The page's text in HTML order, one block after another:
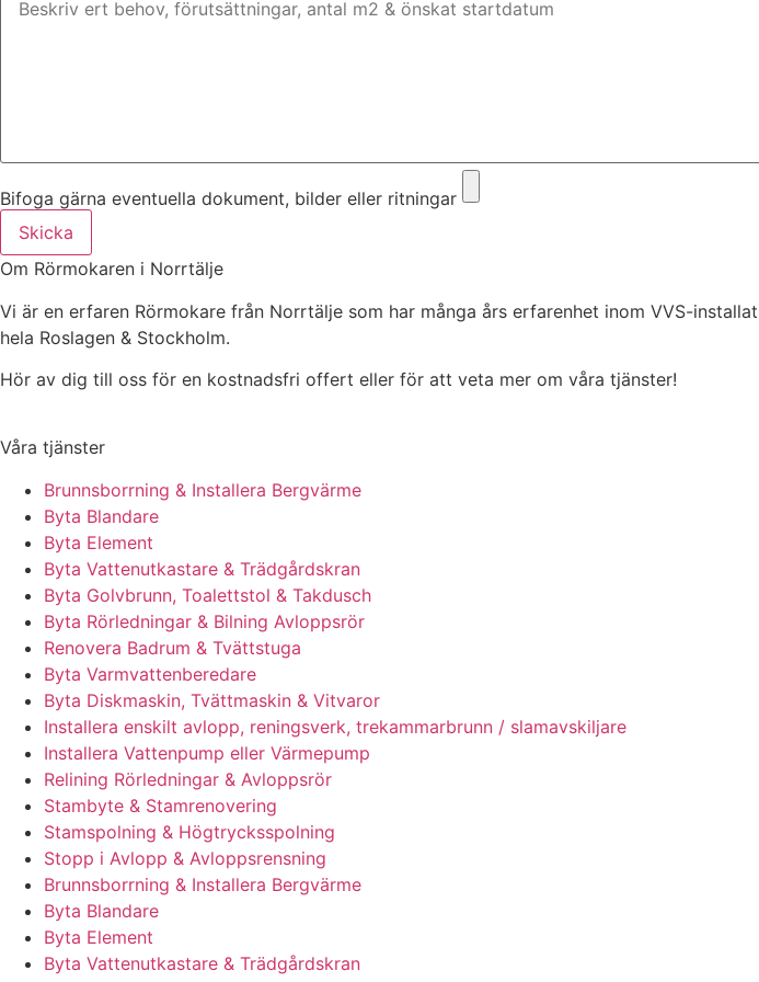
Bifoga gärna eventuella dokument, bilder eller ritningar
Skicka
Om Rörmokaren i Norrtälje
Vi är en erfaren Rörmokare från Norrtälje som har många års erfarenhet inom VVS-
hela Roslagen & Stockholm.
Hör av dig till oss för en kostnadsfri offert eller för att veta mer om våra tjänster!
Våra tjänster
Brunnsborrning & Installera Bergvärme
Byta Blandare
Byta Element
Byta Vattenutkastare & Trädgårdskran
Byta Golvbrunn, Toalettstol & Takdusch
Byta Rörledningar & Bilning Avloppsrör
Renovera Badrum & Tvättstuga
Byta Varmvattenberedare
Byta Diskmaskin, Tvättmaskin & Vitvaror
Installera enskilt avlopp, reningsverk, trekammarbrunn / slamavskiljare
Installera Vattenpump eller Värmepump
Relining Rörledningar & Avloppsrör
Stambyte & Stamrenovering
Stamspolning & Högtrycksspolning
Stopp i Avlopp & Avloppsrensning
Brunnsborrning & Installera Bergvärme
Byta Blandare
Byta Element
Byta Vattenutkastare & Trädgårdskran